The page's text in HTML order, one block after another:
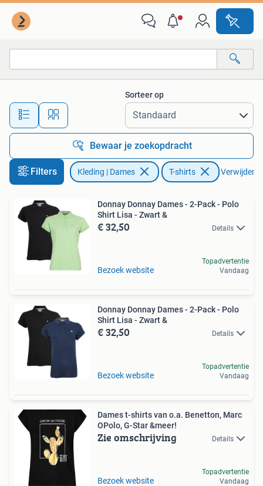
Alle afstanden…
Sorteer op
Bewaar je zoekopdracht
Filters Kleding | Dames T-shirts Verwijder
Donnay Donnay Dames - 2-Pack - Polo
Shirt Lisa - Zwart &
€ 32,50 Details
Bezoek website
Topadvertentie
Vandaag
Donnay Donnay Dames - 2-Pack - Polo
Shirt Lisa - Zwart &
€ 32,50 Details
Bezoek website
Topadvertentie
Vandaag
Dames t-shirts van o.a. Benetton, Marc
OPolo, G-Star &meer!
Zie omschrijving Details
Bezoek website
Topadvertentie
Vandaag